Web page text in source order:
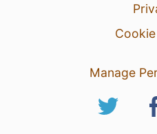
Manage